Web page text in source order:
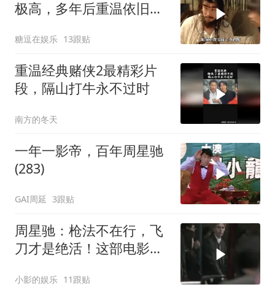
极高，多年后重温依旧动
糖逗在娱乐 13跟贴
重温经典赌侠2最精彩片
段，隔山打牛永不过时
南方的冬天
一年一影帝，百年周星驰
(283)
GAI周延 3跟贴
周星驰：枪法不在行，飞
刀才是绝活！这部电影你
小影的娱乐 11跟贴